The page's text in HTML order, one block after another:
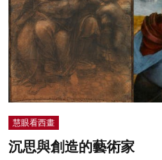
慧眼看西畫
沉思與創造的藝術家